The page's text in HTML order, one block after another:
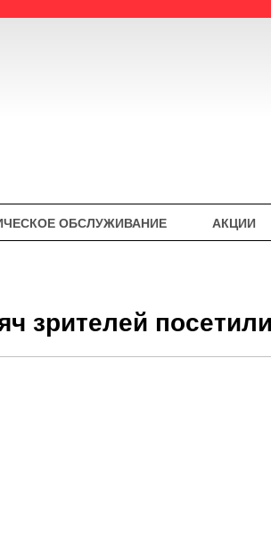
ОБСЛУЖИВАНИЕ АКЦИИ
зрителей